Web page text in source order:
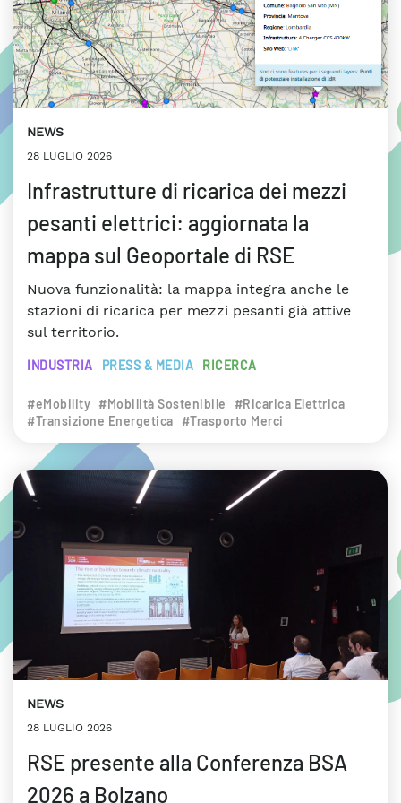
NEWS
28 LUGLIO 2026
Infrastrutture di ricarica dei mezzi
pesanti elettrici: aggiornata la
mappa sul Geoportale di RSE
Nuova funzionalità: la mappa integra anche le
stazioni di ricarica per mezzi pesanti già attive
sul territorio.
INDUSTRIA PRESS & MEDIA RICERCA
#eMobility #Mobilità Sostenibile
#Ricarica Elettrica
#Transizione Energetica
#Trasporto Merci
NEWS
28 LUGLIO 2026
RSE presente alla Conferenza BSA
2026 a Bolzano